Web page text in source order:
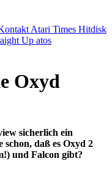
Atari Times Hitdisk
Up atos
Oxyd
sicherlich ein
daß es Oxyd 2
und Falcon gibt?